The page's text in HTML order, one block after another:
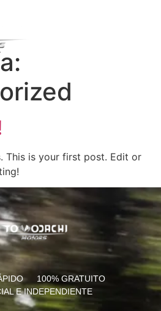
This is your first post. Edit or
100% GRATUITO
E INDEPENDIENTE